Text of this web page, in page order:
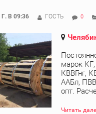
В 09:36 ГОСТЬ 0
марок
КВВГнг,
ААБл,
опт.
Читать